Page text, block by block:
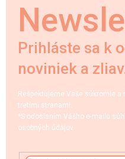
Prihláste sa k
noviniek a
Rešpektujeme Vaše súkromie
tretími stranami.
*S odoslaním Vášho e-mailu
osobných údajov.